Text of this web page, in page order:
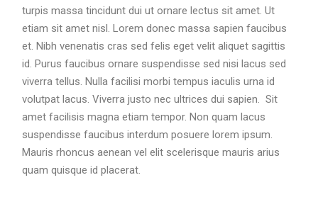
turpis massa tincidunt dui ut ornare lectus sit amet. Ut
etiam sit amet nisl. Lorem donec massa sapien faucibus
et. Nibh venenatis cras sed felis eget velit aliquet sagittis
id. Purus faucibus ornare suspendisse sed nisi lacus sed
viverra tellus. Nulla facilisi morbi tempus iaculis urna id
volutpat lacus. Viverra justo nec ultrices dui sapien. Sit
amet facilisis magna etiam tempor. Non quam lacus
suspendisse faucibus interdum posuere lorem ipsum.
Mauris rhoncus aenean vel elit scelerisque mauris arius
quam quisque id placerat.